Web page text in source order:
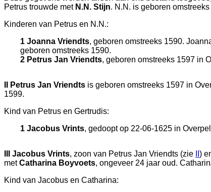
Petrus trouwde met N.N. Stijn. N.N. is geboren omstreeks
Kinderen van Petrus en N.N.:
1 Joanna Vriendts, geboren omstreeks 1590.
geboren omstreeks 1590.
2 Petrus Jan Vriendts, geboren omstreeks 1597 in
Petrus Jan Vriendts is geboren omstreeks 1597 in
1599.
Kind van Petrus en Gertrudis:
1 Jacobus Vrints, gedoopt op 22-06-1625 in
Jacobus Vrints, zoon van Petrus Jan Vriendts (zie )
metCatharina Boyvoets, ongeveer 24 jaar oud.
Kind van Jacobus en Catharina: